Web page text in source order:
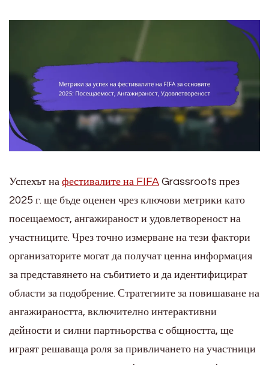
Успехът на фестивалите на FIFA Grassroots през
2025 г. ще бъде оценен чрез ключови метрики като
посещаемост, ангажираност и удовлетвореност на
участниците. Чрез точно измерване на тези фактори
организаторите могат да получат ценна информация
за представянето на събитието и да идентифицират
области за подобрение. Стратегиите за повишаване на
ангажираността, включително интерактивни
дейности и силни партньорства с общността, ще
играят решаваща роля за привличането на участници